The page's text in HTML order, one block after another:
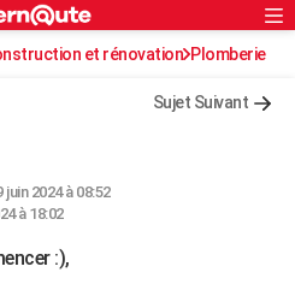
Rechercher
et rénovation Plomberie
Sujet Suivant
2024 à 08:52
à 18:02
:),